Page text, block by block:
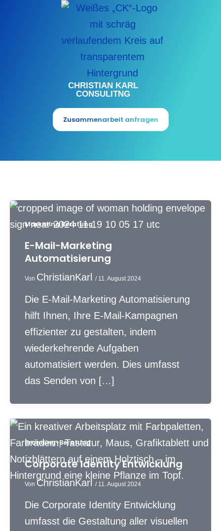
CHRISTIAN KARL
CONSULITNG
Zusammenarbeit anfragen
Marketing Beratung
E-Mail-Marketing
Automatisierung
Von ChristianKarl / 11. August 2024
Die E-Mail-Marketing Automatisierung
hilft Ihnen, Ihre E-Mail-Kampagnen
effizienter zu gestalten, indem
wiederkehrende Aufgaben
automatisiert werden. Dies umfasst
das Senden von […]
Branding-Beratung
Corporate Identity Entwicklung
Von ChristianKarl / 11. August 2024
Die Corporate Identity Entwicklung
umfasst die Gestaltung aller visuellen